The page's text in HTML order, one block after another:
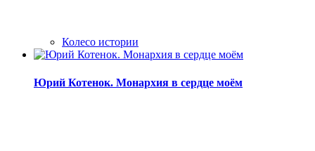
Колесо истории
Юрий Котенок. Монархия в сердце моём